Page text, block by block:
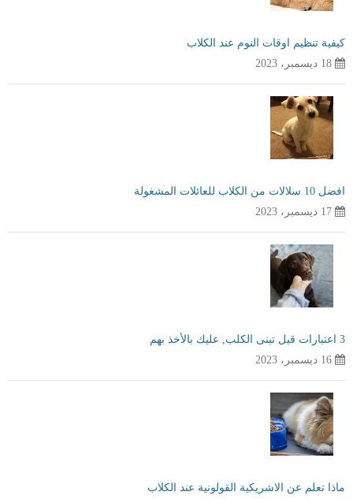
كيفية تنظيم اوقات النوم عند الكلاب
18 ديسمبر، 2023
افضل 10 سلالات من الكلاب للعائلات المشغولة
17 ديسمبر، 2023
3 اعتبارات قبل تبنى الكلب, عليك بالأخذ بهم
16 ديسمبر، 2023
ماذا تعلم عن الاشريكية القولونية عند الكلاب